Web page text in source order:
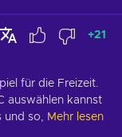
+21
für die Freizeit.
auswählen kannst
so,
Mehr lesen